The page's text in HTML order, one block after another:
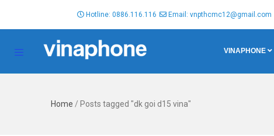
Hotline: 0886.116.116 Email: vnpthcmc12@gmail.com
VINAPHONE
Home / Posts tagged "dk goi d15 vina"